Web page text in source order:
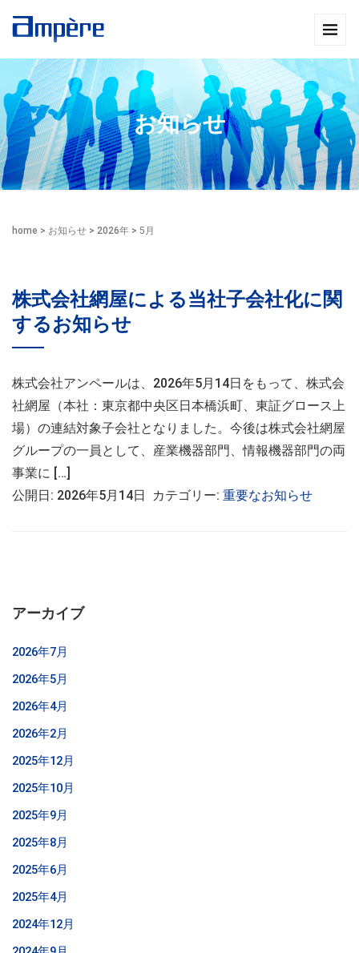
お知らせ
home > お知らせ > 2026年 > 5月
株式会社網屋による当社子会社化に関
するお知らせ
株式会社アンペールは、2026年5月14日をもって、株式会
社網屋（本社：東京都中央区日本橋浜町、東証グロース上
場）の連結対象子会社となりました。今後は株式会社網屋
グループの一員として、産業機器部門、情報機器部門の両
事業に […]
公開日: 2026年5月14日 カテゴリー: 重要なお知らせ
アーカイブ
2026年7月
2026年5月
2026年4月
2026年2月
2025年12月
2025年10月
2025年9月
2025年8月
2025年6月
2025年4月
2024年12月